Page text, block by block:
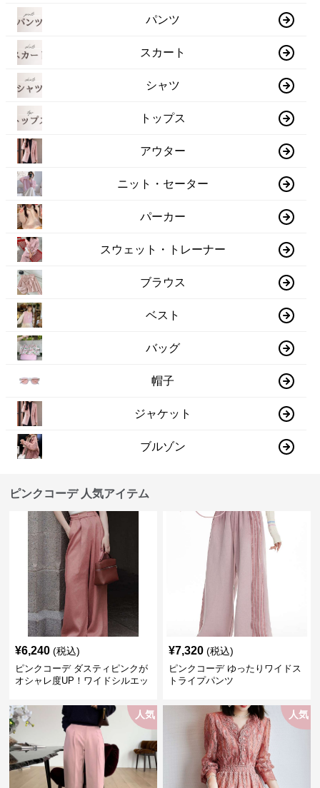
パンツ
スカート
シャツ
トップス
アウター
ニット・セーター
パーカー
スウェット・トレーナー
ブラウス
ベスト
バッグ
帽子
ジャケット
ブルゾン
ピンクコーデ 人気アイテム
¥6,240 (税込)
ピンクコーデ ダスティピンクが
オシャレ度UP！ワイドシルエッ
¥7,320 (税込)
ピンクコーデ ゆったりワイドス
トライプパンツ
人気 人気